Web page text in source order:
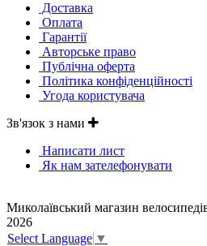
Доставка
Оплата
Гарантії
Авторське право
Публічна оферта
Політика конфіденційності
Угода користувача
Зв'язок з нами
Написати лист
Як нам зателефонувати
Миколаївський магазин
2026
Select Language ▼